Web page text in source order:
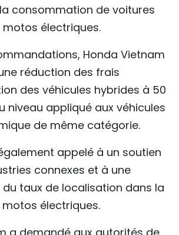
consommation de voitures
électriques.
Honda Vietnam
réduction des frais
des véhicules hybrides à 50
niveau appliqué aux véhicules
de même catégorie.
appelé à un soutien
connexes et à une
taux de localisation dans la
électriques.